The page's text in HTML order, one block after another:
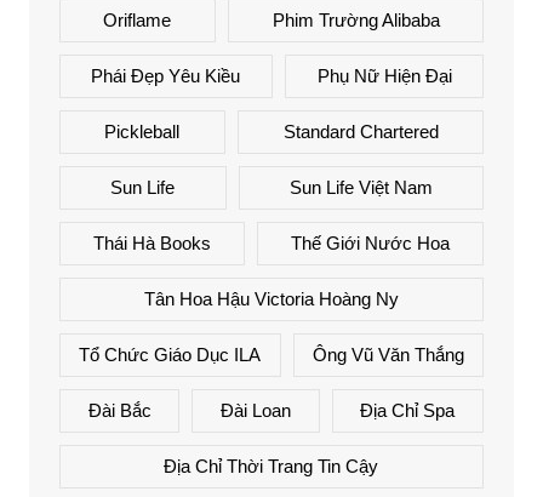
Oriflame Phim Trường Alibaba
Phái Đẹp Yêu Kiều Phụ Nữ Hiện Đại
Pickleball Standard Chartered
Sun Life Sun Life Việt Nam
Thái Hà Books Thế Giới Nước Hoa
Tân Hoa Hậu Victoria Hoàng Ny
Tổ Chức Giáo Dục ILA Ông Vũ Văn Thắng
Đài Bắc Đài Loan Địa Chỉ Spa
Địa Chỉ Thời Trang Tin Cậy